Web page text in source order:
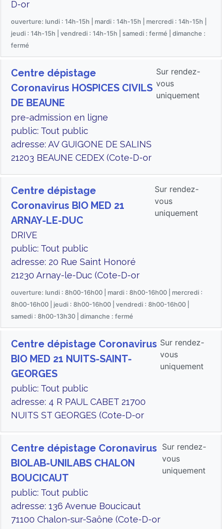
D-or
ouverture: lundi : 14h-15h | mardi : 14h-15h | mercredi : 14h-15h |
jeudi : 14h-15h | vendredi : 14h-15h | samedi : fermé | dimanche :
fermé
Centre dépistage
Coronavirus HOSPICES CIVILS
DE BEAUNE
pre-admission en ligne
public: Tout public
adresse: AV GUIGONE DE SALINS
21203 BEAUNE CEDEX (Cote-D-or
Sur rendez-
vous
uniquement
Centre dépistage
Coronavirus BIO MED 21
ARNAY-LE-DUC
DRIVE
public: Tout public
adresse: 20 Rue Saint Honoré
21230 Arnay-le-Duc (Cote-D-or
Sur rendez-
vous
uniquement
ouverture: lundi : 8h00-16h00 | mardi : 8h00-16h00 | mercredi :
8h00-16h00 | jeudi : 8h00-16h00 | vendredi : 8h00-16h00 |
samedi : 8h00-13h30 | dimanche : fermé
Centre dépistage Coronavirus
BIO MED 21 NUITS-SAINT-
GEORGES
public: Tout public
adresse: 4 R PAUL CABET 21700
NUITS ST GEORGES (Cote-D-or
Sur rendez-
vous
uniquement
Centre dépistage Coronavirus
BIOLAB-UNILABS CHALON
BOUCICAUT
public: Tout public
adresse: 136 Avenue Boucicaut
71100 Chalon-sur-Saône (Cote-D-or
Sur rendez-
vous
uniquement